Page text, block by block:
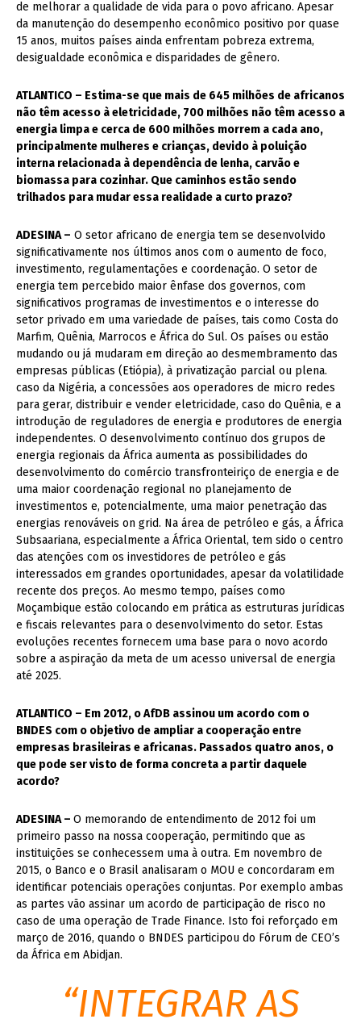
de melhorar a qualidade de vida para o povo africano. Apesar
da manutenção do desempenho econômico positivo por quase
15 anos, muitos países ainda enfrentam pobreza extrema,
desigualdade econômica e disparidades de gênero.
ATLANTICO – Estima-se que mais de 645 milhões de africanos
não têm acesso à eletricidade, 700 milhões não têm acesso a
energia limpa e cerca de 600 milhões morrem a cada ano,
principalmente mulheres e crianças, devido à poluição
interna relacionada à dependência de lenha, carvão e
biomassa para cozinhar. Que caminhos estão sendo
trilhados para mudar essa realidade a curto prazo?
ADESINA – O setor africano de energia tem se desenvolvido
significativamente nos últimos anos com o aumento de foco,
investimento, regulamentações e coordenação. O setor de
energia tem percebido maior ênfase dos governos, com
significativos programas de investimentos e o interesse do
setor privado em uma variedade de países, tais como Costa do
Marfim, Quênia, Marrocos e África do Sul. Os países ou estão
mudando ou já mudaram em direção ao desmembramento das
empresas públicas (Etiópia), à privatização parcial ou plena.
caso da Nigéria, a concessões aos operadores de micro redes
para gerar, distribuir e vender eletricidade, caso do Quênia, e a
introdução de reguladores de energia e produtores de energia
independentes. O desenvolvimento contínuo dos grupos de
energia regionais da África aumenta as possibilidades do
desenvolvimento do comércio transfronteiriço de energia e de
uma maior coordenação regional no planejamento de
investimentos e, potencialmente, uma maior penetração das
energias renováveis on grid. Na área de petróleo e gás, a África
Subsaariana, especialmente a África Oriental, tem sido o centro
das atenções com os investidores de petróleo e gás
interessados em grandes oportunidades, apesar da volatilidade
recente dos preços. Ao mesmo tempo, países como
Moçambique estão colocando em prática as estruturas jurídicas
e fiscais relevantes para o desenvolvimento do setor. Estas
evoluções recentes fornecem uma base para o novo acordo
sobre a aspiração da meta de um acesso universal de energia
até 2025.
ATLANTICO – Em 2012, o AfDB assinou um acordo com o
BNDES com o objetivo de ampliar a cooperação entre
empresas brasileiras e africanas. Passados quatro anos, o
que pode ser visto de forma concreta a partir daquele
acordo?
ADESINA – O memorando de entendimento de 2012 foi um
primeiro passo na nossa cooperação, permitindo que as
instituições se conhecessem uma à outra. Em novembro de
2015, o Banco e o Brasil analisaram o MOU e concordaram em
identificar potenciais operações conjuntas. Por exemplo ambas
as partes vão assinar um acordo de participação de risco no
caso de uma operação de Trade Finance. Isto foi reforçado em
março de 2016, quando o BNDES participou do Fórum de CEO’s
da África em Abidjan.
“INTEGRAR AS